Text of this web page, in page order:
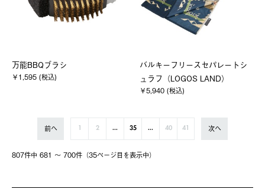
万能BBQブラシ
￥1,595 (税込)
バルキーフリースセパレートシ
ュラフ（LOGOS LAND）
￥5,940 (税込)
807件中 681 〜 700件（35ページ⽬を表⽰中）
前へ 1 2 ... 35 ... 40 41 次へ